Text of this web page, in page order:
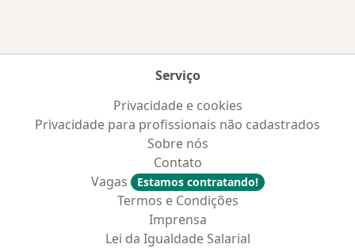
Serviço
Privacidade e cookies
Privacidade para profissionais não cadastrados
Sobre nós
Contato
Vagas
Estamos contratando!
Termos e Condições
Imprensa
Lei da Igualdade Salarial